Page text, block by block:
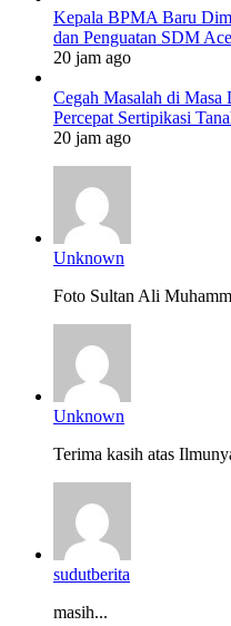
Kepala BPMA Baru
dan Penguatan SDM
20 jam ago
Cegah Masalah di
Percepat Sertipikasi
20 jam ago
Unknown
Foto Sultan Ali
Unknown
Terima kasih atas
sudutberita
masih...